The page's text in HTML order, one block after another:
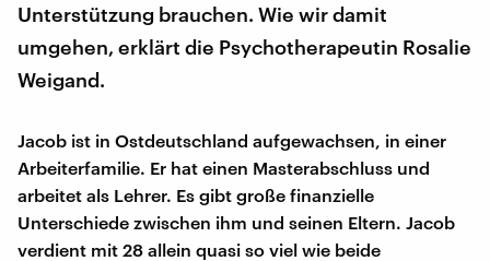
Unterstützung brauchen. Wie wir damit
umgehen, erklärt die Psychotherapeutin Rosalie
Weigand.
Jacob ist in Ostdeutschland aufgewachsen, in einer
Arbeiterfamilie. Er hat einen Masterabschluss und
arbeitet als Lehrer. Es gibt große finanzielle
Unterschiede zwischen ihm und seinen Eltern. Jacob
verdient mit 28 allein quasi so viel wie beide